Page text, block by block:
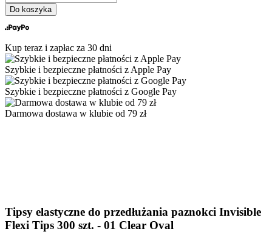
Do koszyka
Kup teraz i zapłac za 30 dni
Szybkie i bezpieczne płatności z Apple Pay
Szybkie i bezpieczne płatności z Google Pay
Darmowa dostawa w klubie od 79 zł
Tipsy elastyczne do przedłużania paznokci Invisible
Flexi Tips 300 szt. - 01 Clear Oval